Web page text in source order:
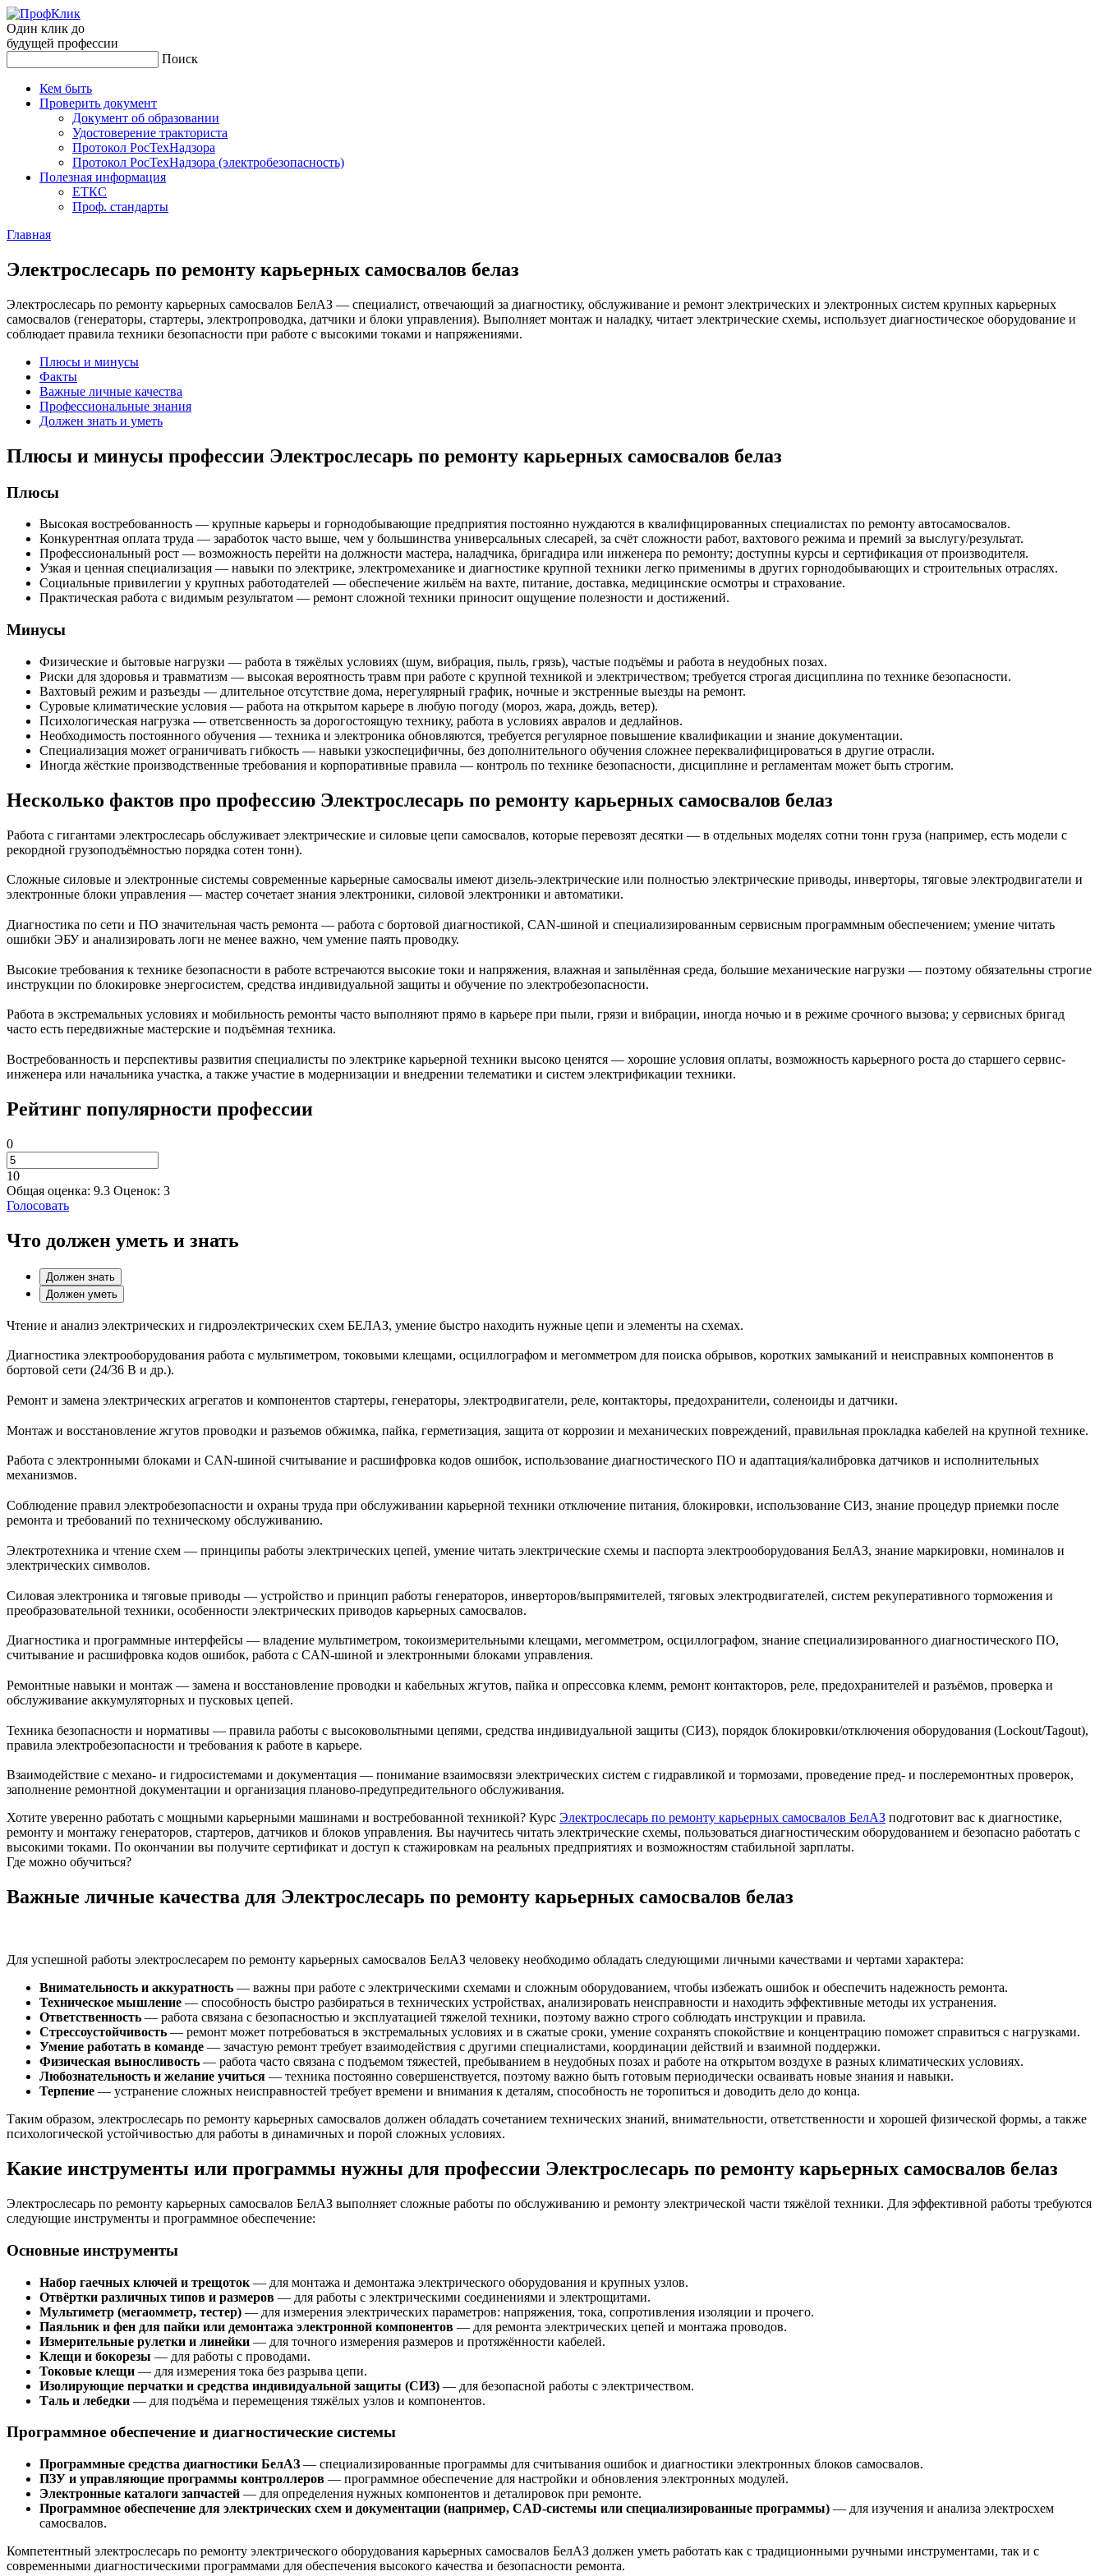
Один клик до
будущей профессии
Поиск
Кем быть
Проверить документ
Документ об образовании
Удостоверение тракториста
Протокол РосТехНадзора
Протокол РосТехНадзора (электробезопасность)
Полезная информация
ЕТКС
Проф. стандарты
Главная
Элек­трос­ле­сарь по ре­мон­ту карь­ер­ных са­мос­ва­лов бе­лаз
Электрослесарь по ремонту карьерных самосвалов БелАЗ — специалист, отвечающий за диагностику, обслуживание и ремонт электрических и электронных систем крупных карьерных
самосвалов (генераторы, стартеры, электропроводка, датчики и блоки управления). Выполняет монтаж и наладку, читает электрические схемы, использует диагностическое оборудование и
соблюдает правила техники безопасности при работе с высокими токами и напряжениями.
Плюсы и минусы
Факты
Важные личные качества
Профессиональные знания
Должен знать и уметь
Плюсы и минусы профессии Электрослесарь по ремонту карьерных самосвалов белаз
Плюсы
Высокая востребованность — крупные карьеры и горнодобывающие предприятия постоянно нуждаются в квалифицированных специалистах по ремонту автосамосвалов.
Конкурентная оплата труда — заработок часто выше, чем у большинства универсальных слесарей, за счёт сложности работ, вахтового режима и премий за выслугу/результат.
Профессиональный рост — возможность перейти на должности мастера, наладчика, бригадира или инженера по ремонту; доступны курсы и сертификация от производителя.
Узкая и ценная специализация — навыки по электрике, электромеханике и диагностике крупной техники легко применимы в других горнодобывающих и строительных отраслях.
Социальные привилегии у крупных работодателей — обеспечение жильём на вахте, питание, доставка, медицинские осмотры и страхование.
Практическая работа с видимым результатом — ремонт сложной техники приносит ощущение полезности и достижений.
Минусы
Физические и бытовые нагрузки — работа в тяжёлых условиях (шум, вибрация, пыль, грязь), частые подъёмы и работа в неудобных позах.
Риски для здоровья и травматизм — высокая вероятность травм при работе с крупной техникой и электричеством; требуется строгая дисциплина по технике безопасности.
Вахтовый режим и разъезды — длительное отсутствие дома, нерегулярный график, ночные и экстренные выезды на ремонт.
Суровые климатические условия — работа на открытом карьере в любую погоду (мороз, жара, дождь, ветер).
Психологическая нагрузка — ответсвенность за дорогостоящую технику, работа в условиях авралов и дедлайнов.
Необходимость постоянного обучения — техника и электроника обновляются, требуется регулярное повышение квалификации и знание документации.
Специализация может ограничивать гибкость — навыки узкоспецифичны, без дополнительного обучения сложнее переквалифицироваться в другие отрасли.
Иногда жёсткие производственные требования и корпоративные правила — контроль по технике безопасности, дисциплине и регламентам может быть строгим.
Несколько фактов про профессию Электрослесарь по ремонту карьерных самосвалов белаз
Работа с гигантами электрослесарь обслуживает электрические и силовые цепи самосвалов, которые перевозят десятки — в отдельных моделях сотни тонн груза (например, есть модели с
рекордной грузоподъёмностью порядка сотен тонн).
Сложные силовые и электронные системы современные карьерные самосвалы имеют дизель-электрические или полностью электрические приводы, инверторы, тяговые электродвигатели и
электронные блоки управления — мастер сочетает знания электроники, силовой электроники и автоматики.
Диагностика по сети и ПО значительная часть ремонта — работа с бортовой диагностикой, CAN-шиной и специализированным сервисным программным обеспечением; умение читать
ошибки ЭБУ и анализировать логи не менее важно, чем умение паять проводку.
Высокие требования к технике безопасности в работе встречаются высокие токи и напряжения, влажная и запылённая среда, большие механические нагрузки — поэтому обязательны строгие
инструкции по блокировке энергосистем, средства индивидуальной защиты и обучение по электробезопасности.
Работа в экстремальных условиях и мобильность ремонты часто выполняют прямо в карьере при пыли, грязи и вибрации, иногда ночью и в режиме срочного вызова; у сервисных бригад
часто есть передвижные мастерские и подъёмная техника.
Востребованность и перспективы развития специалисты по электрике карьерной техники высоко ценятся — хорошие условия оплаты, возможность карьерного роста до старшего сервис-
инженера или начальника участка, а также участие в модернизации и внедрении телематики и систем электрификации техники.
Рейтинг популярности профессии
0
10
Общая оценка: 9.3 Оценок: 3
Голосовать
Что должен уметь и знать
Должен знать
Должен уметь
Чтение и анализ электрических и гидроэлектрических схем БЕЛАЗ, умение быстро находить нужные цепи и элементы на схемах.
Диагностика электрооборудования работа с мультиметром, токовыми клещами, осциллографом и мегомметром для поиска обрывов, коротких замыканий и неисправных компонентов в
бортовой сети (24/36 В и др.).
Ремонт и замена электрических агрегатов и компонентов стартеры, генераторы, электродвигатели, реле, контакторы, предохранители, соленоиды и датчики.
Монтаж и восстановление жгутов проводки и разъемов обжимка, пайка, герметизация, защита от коррозии и механических повреждений, правильная прокладка кабелей на крупной технике.
Работа с электронными блоками и CAN-шиной считывание и расшифровка кодов ошибок, использование диагностического ПО и адаптация/калибровка датчиков и исполнительных
механизмов.
Соблюдение правил электробезопасности и охраны труда при обслуживании карьерной техники отключение питания, блокировки, использование СИЗ, знание процедур приемки после
ремонта и требований по техническому обслуживанию.
Электротехника и чтение схем — принципы работы электрических цепей, умение читать электрические схемы и паспорта электрооборудования БелАЗ, знание маркировки, номиналов и
электрических символов.
Силовая электроника и тяговые приводы — устройство и принцип работы генераторов, инверторов/выпрямителей, тяговых электродвигателей, систем рекуперативного торможения и
преобразовательной техники, особенности электрических приводов карьерных самосвалов.
Диагностика и программные интерфейсы — владение мультиметром, токоизмерительными клещами, мегомметром, осциллографом, знание специализированного диагностического ПО,
считывание и расшифровка кодов ошибок, работа с CAN-шиной и электронными блоками управления.
Ремонтные навыки и монтаж — замена и восстановление проводки и кабельных жгутов, пайка и опрессовка клемм, ремонт контакторов, реле, предохранителей и разъёмов, проверка и
обслуживание аккумуляторных и пусковых цепей.
Техника безопасности и нормативы — правила работы с высоковольтными цепями, средства индивидуальной защиты (СИЗ), порядок блокировки/отключения оборудования (Lockout/Tagout),
правила электробезопасности и требования к работе в карьере.
Взаимодействие с механо- и гидросистемами и документация — понимание взаимосвязи электрических систем с гидравликой и тормозами, проведение пред- и послеремонтных проверок,
заполнение ремонтной документации и организация планово-предупредительного обслуживания.
Хотите уверенно работать с мощными карьерными машинами и востребованной техникой? Курс Электрослесарь по ремонту карьерных самосвалов БелАЗ подготовит вас к диагностике,
ремонту и монтажу генераторов, стартеров, датчиков и блоков управления. Вы научитесь читать электрические схемы, пользоваться диагностическим оборудованием и безопасно работать с
высокими токами. По окончании вы получите сертификат и доступ к стажировкам на реальных предприятиях и возможностям стабильной зарплаты.
Где можно обучиться?
Важные личные качества для Электрослесарь по ремонту карьерных самосвалов белаз
Для успешной работы электрослесарем по ремонту карьерных самосвалов БелАЗ человеку необходимо обладать следующими личными качествами и чертами характера:
Внимательность и аккуратность — важны при работе с электрическими схемами и сложным оборудованием, чтобы избежать ошибок и обеспечить надежность ремонта.
Техническое мышление — способность быстро разбираться в технических устройствах, анализировать неисправности и находить эффективные методы их устранения.
Ответственность — работа связана с безопасностью и эксплуатацией тяжелой техники, поэтому важно строго соблюдать инструкции и правила.
Стрессоустойчивость — ремонт может потребоваться в экстремальных условиях и в сжатые сроки, умение сохранять спокойствие и концентрацию поможет справиться с нагрузками.
Умение работать в команде — зачастую ремонт требует взаимодействия с другими специалистами, координации действий и взаимной поддержки.
Физическая выносливость — работа часто связана с подъемом тяжестей, пребыванием в неудобных позах и работе на открытом воздухе в разных климатических условиях.
Любознательность и желание учиться — техника постоянно совершенствуется, поэтому важно быть готовым периодически осваивать новые знания и навыки.
Терпение — устранение сложных неисправностей требует времени и внимания к деталям, способность не торопиться и доводить дело до конца.
Таким образом, электрослесарь по ремонту карьерных самосвалов должен обладать сочетанием технических знаний, внимательности, ответственности и хорошей физической формы, а также
психологической устойчивостью для работы в динамичных и порой сложных условиях.
Какие инструменты или программы нужны для профессии Электрослесарь по ремонту карьерных самосвалов белаз
Электрослесарь по ремонту карьерных самосвалов БелАЗ выполняет сложные работы по обслуживанию и ремонту электрической части тяжёлой техники. Для эффективной работы требуются
следующие инструменты и программное обеспечение:
Основные инструменты
Набор гаечных ключей и трещоток — для монтажа и демонтажа электрического оборудования и крупных узлов.
Отвёртки различных типов и размеров — для работы с электрическими соединениями и электрощитами.
Мультиметр (мегаомметр, тестер) — для измерения электрических параметров: напряжения, тока, сопротивления изоляции и прочего.
Паяльник и фен для пайки или демонтажа электронной компонентов — для ремонта электрических цепей и монтажа проводов.
Измерительные рулетки и линейки — для точного измерения размеров и протяжённости кабелей.
Клещи и бокорезы — для работы с проводами.
Токовые клещи — для измерения тока без разрыва цепи.
Изолирующие перчатки и средства индивидуальной защиты (СИЗ) — для безопасной работы с электричеством.
Таль и лебедки — для подъёма и перемещения тяжёлых узлов и компонентов.
Программное обеспечение и диагностические системы
Программные средства диагностики БелАЗ — специализированные программы для считывания ошибок и диагностики электронных блоков самосвалов.
ПЗУ и управляющие программы контроллеров — программное обеспечение для настройки и обновления электронных модулей.
Электронные каталоги запчастей — для определения нужных компонентов и деталировок при ремонте.
Программное обеспечение для электрических схем и документации (например, CAD-системы или специализированные программы) — для изучения и анализа электросхем
самосвалов.
Компетентный электрослесарь по ремонту электрического оборудования карьерных самосвалов БелАЗ должен уметь работать как с традиционными ручными инструментами, так и с
современными диагностическими программами для обеспечения высокого качества и безопасности ремонта.